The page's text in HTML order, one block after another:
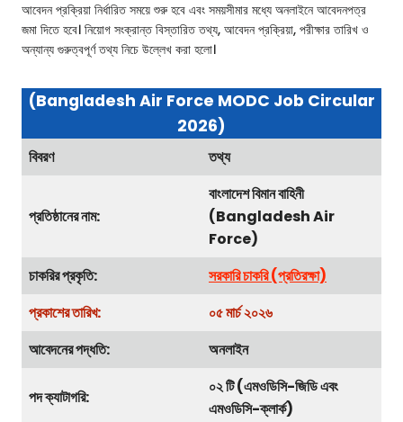
আবেদন প্রক্রিয়া নির্ধারিত সময়ে শুরু হবে এবং সময়সীমার মধ্যে অনলাইনে আবেদনপত্র
জমা দিতে হবে। নিয়োগ সংক্রান্ত বিস্তারিত তথ্য, আবেদন প্রক্রিয়া, পরীক্ষার তারিখ ও
অন্যান্য গুরুত্বপূর্ণ তথ্য নিচে উল্লেখ করা হলো।
(Bangladesh Air Force MODC Job Circular
2026)
বিবরণ তথ্য
প্রতিষ্ঠানের নাম:
বাংলাদেশ বিমান বাহিনী
(Bangladesh Air
Force)
চাকরির প্রকৃতি:
সরকারি চাকরি (প্রতিরক্ষা)
প্রকাশের তারিখ:
০৫ মার্চ ২০২৬
আবেদনের পদ্ধতি:
অনলাইন
পদ ক্যাটাগরি:
০২ টি (এমওডিসি-জিডি এবং
এমওডিসি-ক্লার্ক)